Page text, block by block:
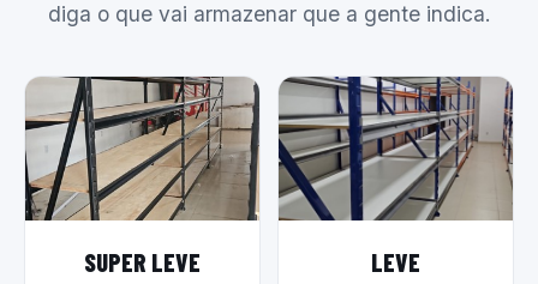
diga o que vai armazenar que a gente indica.
SUPER LEVE LEVE